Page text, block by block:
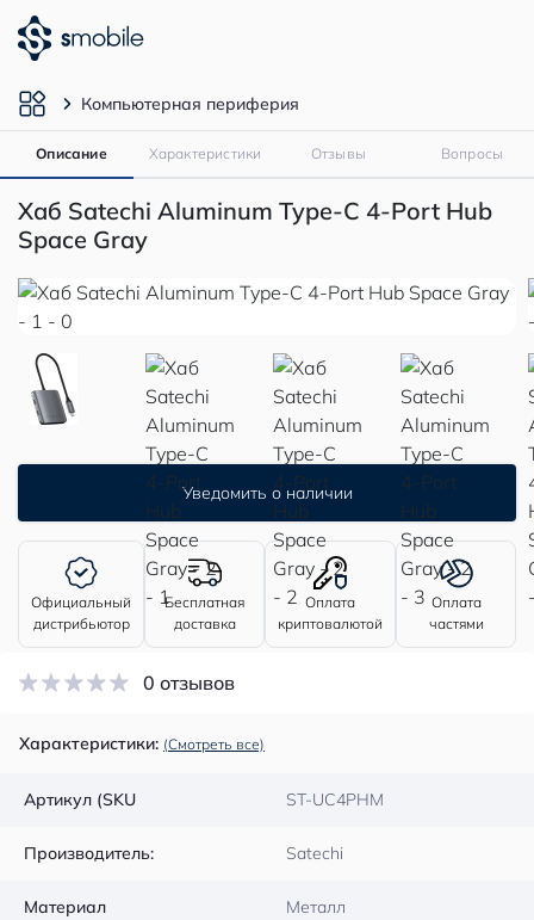
Компьютерная периферия
Описание Характеристики Отзывы Вопросы
Хаб Satechi Aluminum Type-C 4-Port Hub
Space Gray
Уведомить о наличии
Официальный
дистрибьютор
Бесплатная
доставка
Оплата
криптовалютой
Оплата
частями
0 отзывов
Характеристики: (Смотреть все)
Артикул (SKU ST-UC4PHM
Производитель: Satechi
Материал Металл